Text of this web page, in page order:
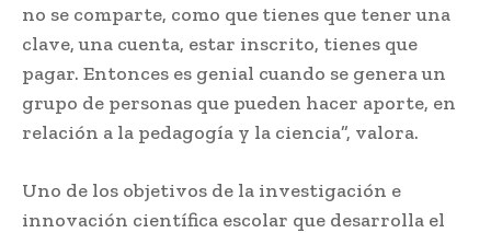
no se comparte, como que tienes que tener una
clave, una cuenta, estar inscrito, tienes que
pagar. Entonces es genial cuando se genera un
grupo de personas que pueden hacer aporte, en
relación a la pedagogía y la ciencia”, valora.
Uno de los objetivos de la investigación e
innovación científica escolar que desarrolla el